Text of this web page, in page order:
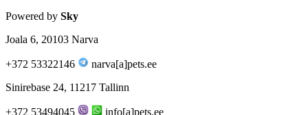
Powered by Sky
Joala 6, 20103 Narva
+372 53322146
narva[a]pets.ee
Sinirebase 24, 11217 Tallinn
+372 53494045 info[a]pets.ee